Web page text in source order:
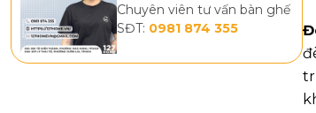
Chuyên viên tư vấn bàn ghế
SĐT: 0981 874 355